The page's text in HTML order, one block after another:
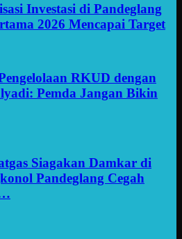
Investasi di Pandeglang
2026 Mencapai Target
RKUD dengan
Pemda Jangan Bikin
Siagakan Damkar di
Pandeglang Cegah